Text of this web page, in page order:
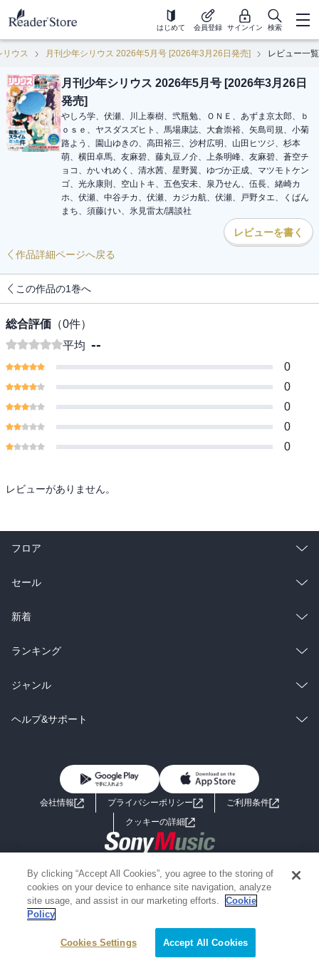
はじめて 会員登録 サインイン 検索
リウス 月刊少年シリウス 2026年5月号 [2026年3月26日発売] レビュー一覧
月刊少年シリウス 2026年5月号 [2026年3月26日
発売]
やしろ学、伏瀬、川上泰樹、弐瓶勉、ＯＮＥ、あずま京太郎、ｂ
ｏｓｅ、ヤスダスズヒト、馬場康誌、大倉崇裕、矢島司規、小菊
路よう、園山ゆきの、高田裕三、沙村広明、山田ヒツジ、杉本
萌、横田卓馬、友麻碧、藤丸豆ノ介、上条明峰、友麻碧、蒼空チ
ョコ、かいれめく、清水茜、星野翼、ゆづか正成、マツモトケン
ゴ、光永康則、空山トキ、五色安未、泉乃せん、伍長、緒崎カ
ホ、伏瀬、中谷チカ、伏瀬、カジカ航、伏瀬、戸野タエ、くばん
まち、須藤けい、氷見雷太/講談社
レビューを書く
作品詳細ページへ戻る
この作品の1巻へ
総合評価 （0件）
平均 --
0
0
0
0
0
レビューがありません。
フロア
総合
ラノベ
雑誌・グラビア
BL・TL
セール
総合
ラノベ
雑誌・グラビア
BL・TL
新着
総合
ラノベ
雑誌・グラビア
ランキング
総合
ラノベ
ジャンル
コミック
ライトノベル 男子向けラノベ
小説
海外小説
ミステリー SF
歴史・時代小説
グラビア写真集
ヘルプ&サポート
よくあるご質問 お問い合わせ
会社情報 プライバシーポリシー
ご利用条件
クッキーの詳細
Copyright 2017 - 2026 Sony Music Entertainment(Japan) Inc.
Information on the site is for the Japan domestic market only
powered by
By clicking “Accept All Cookies”, you agree to the storing of
cookies on your device to enhance site navigation, analyze
site usage, and assist in our marketing efforts.
Cookie
Policy
Cookies Settings Accept All Cookies